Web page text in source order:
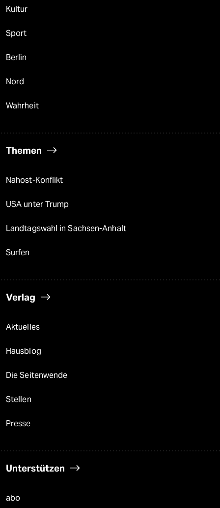
Kultur
Sport
Berlin
Nord
Wahrheit
Themen
Nahost-Konflikt
USA unter Trump
Landtagswahl in Sachsen-Anhalt
Surfen
Verlag
Aktuelles
Hausblog
Die Seitenwende
Stellen
Presse
Unterstützen
abo